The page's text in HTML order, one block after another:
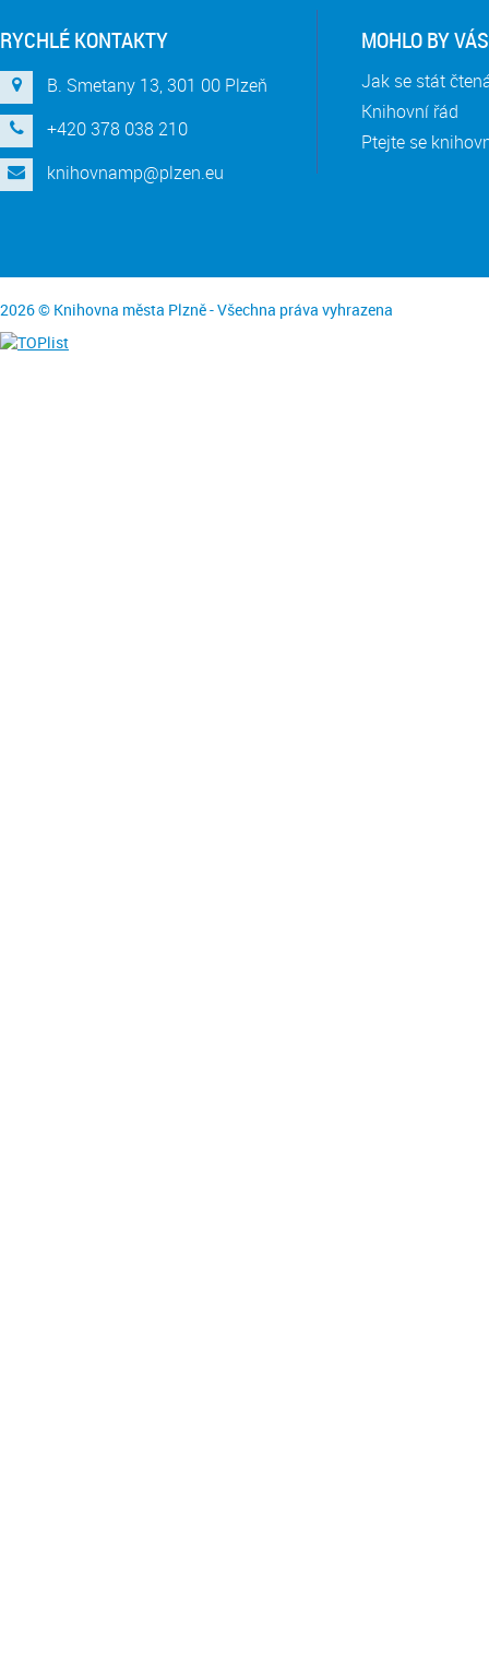
RYCHLÉ KONTAKTY
B. Smetany 13, 301 00 Plzeň
+420 378 038 210
knihovnamp@plzen.eu
MOHLO BY
Jak se stát
Knihovní řád
Ptejte se
2026 © Knihovna města Plzně - Všechna práva vyhrazena